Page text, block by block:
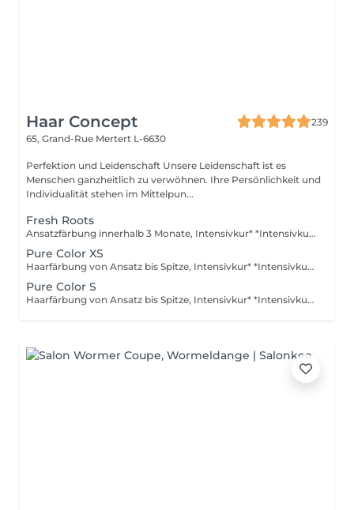
Haar Concept
239
65, Grand-Rue Mertert L-6630
Perfektion und Leidenschaft Unsere Leidenschaft ist es
Menschen ganzheitlich zu verwöhnen. Ihre Persönlichkeit und
Individualität stehen im Mittelpun...
Fresh Roots
Ansatzfärbung innerhalb 3 Monate, Intensivkur* *Intensivkur: Versorgt das Haar mit hochkonzentrierten Pflegewirkstoffen, die tief in die Haarstruktur eindringen und Schäden gezielt reparieren
Pure Color XS
Haarfärbung von Ansatz bis Spitze, Intensivkur* *Intensivkur: Versorgt das Haar mit hochkonzentrierten Pflegewirkstoffen, die tief in die Haarstruktur eindringen und Schäden gezielt reparieren
Pure Color S
Haarfärbung von Ansatz bis Spitze, Intensivkur* *Intensivkur: Versorgt das Haar mit hochkonzentrierten Pflegewirkstoffen, die tief in die Haarstruktur eindringen und Schäden gezielt reparieren